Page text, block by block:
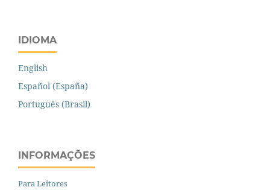
IDIOMA
English
Español (España)
Português (Brasil)
INFORMAÇÕES
Para Leitores